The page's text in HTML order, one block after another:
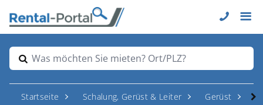
Was möchten Sie mieten? Ort/PLZ?
Startseite Schalung, Gerüst & Leiter Gerüst